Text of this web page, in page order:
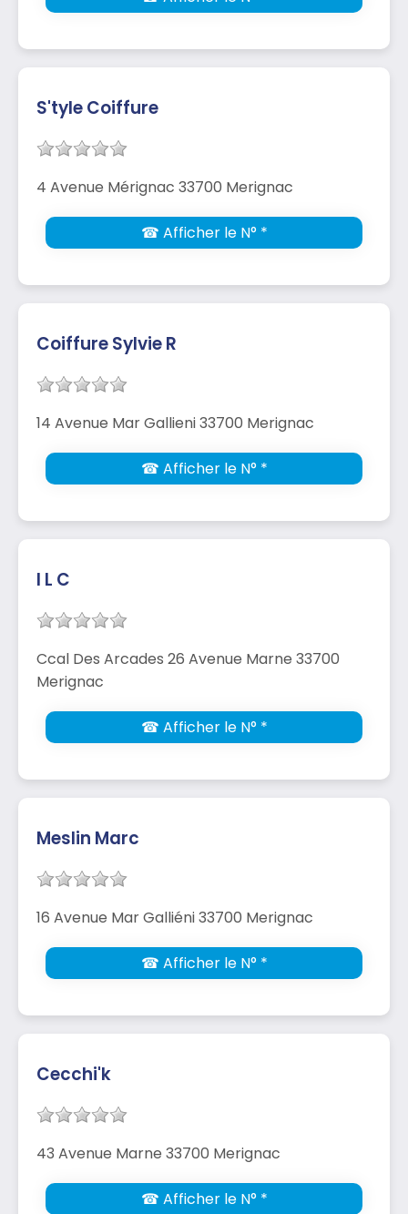
S'tyle Coiffure
4 Avenue Mérignac 33700 Merignac
☎ Afficher le N° *
Coiffure Sylvie R
14 Avenue Mar Gallieni 33700 Merignac
☎ Afficher le N° *
I L C
Ccal Des Arcades 26 Avenue Marne 33700
Merignac
☎ Afficher le N° *
Meslin Marc
16 Avenue Mar Galliéni 33700 Merignac
☎ Afficher le N° *
Cecchi'k
43 Avenue Marne 33700 Merignac
☎ Afficher le N° *